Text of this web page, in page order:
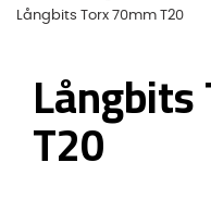
Långbits Torx 70mm T20
T20